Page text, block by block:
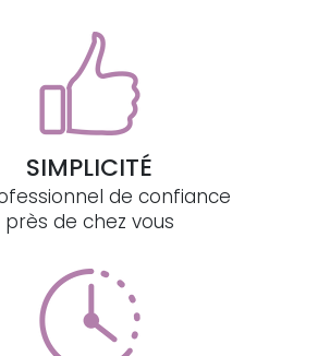
SIMPLICITÉ
de confiance
près de chez vous